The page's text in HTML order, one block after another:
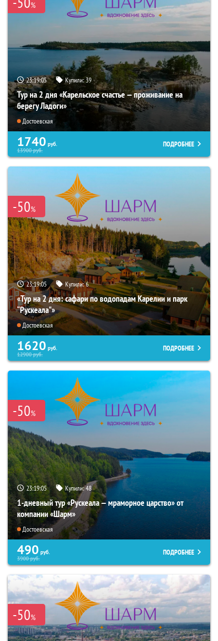
%
23:19:04 Купили:39
Тур на 2 дня «Карельское счастье — проживание на
берегу Ладоги»
Достоевская
1740 руб.
13900руб.
ПОДРОБНЕЕ
-50%
23:19:04 Купили:6
«Тур на 2 дня: сафари по водопадам Карелии и парк
“Рускеала"»
Достоевская
1620 руб.
12900руб.
ПОДРОБНЕЕ
-50%
23:19:04 Купили:48
1-дневный тур «Рускеала — мраморное царство» от
компании «Шарм»
Достоевская
490 руб.
3900руб.
ПОДРОБНЕЕ
-50%